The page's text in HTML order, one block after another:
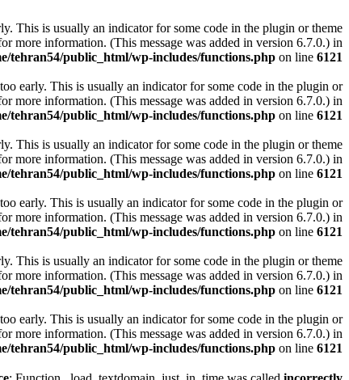
This is usually an indicator for some code in the plugin or theme
more information. (This message was added in version 6.7.0.) in
tehran54/public_html/wp-includes/functions.php on line 6121
early. This is usually an indicator for some code in the plugin or
more information. (This message was added in version 6.7.0.) in
tehran54/public_html/wp-includes/functions.php on line 6121
This is usually an indicator for some code in the plugin or theme
more information. (This message was added in version 6.7.0.) in
tehran54/public_html/wp-includes/functions.php on line 6121
early. This is usually an indicator for some code in the plugin or
more information. (This message was added in version 6.7.0.) in
tehran54/public_html/wp-includes/functions.php on line 6121
This is usually an indicator for some code in the plugin or theme
more information. (This message was added in version 6.7.0.) in
tehran54/public_html/wp-includes/functions.php on line 6121
early. This is usually an indicator for some code in the plugin or
more information. (This message was added in version 6.7.0.) in
tehran54/public_html/wp-includes/functions.php on line 6121